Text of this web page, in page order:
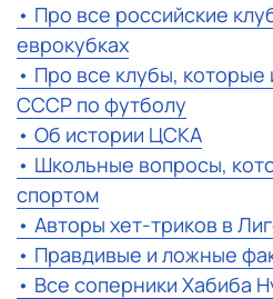
• Про все российские
еврокубках
• Про все клубы, которые
СССР по футболу
• Об истории ЦСКА
• Школьные вопросы,
спортом
• Авторы хет-триков в
• Правдивые и ложные
• Все соперники Хабиба